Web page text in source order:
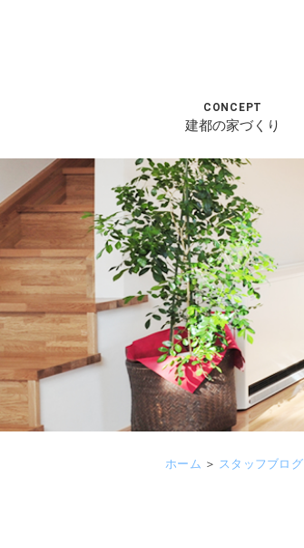
CONCEPT
建都の家づくり
ホーム ＞ スタッフブログ